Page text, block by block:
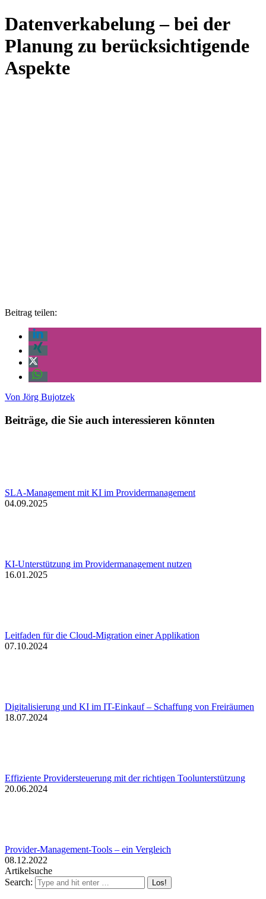
Datenverkabelung – bei der
Planung zu berücksichtigende
Aspekte
Beitrag teilen:
Von Jörg Bujotzek
Beiträge, die Sie auch interessieren könnten
SLA-Management mit KI im Providermanagement
04.09.2025
KI-Unterstützung im Providermanagement nutzen
16.01.2025
Leitfaden für die Cloud-Migration einer Applikation
07.10.2024
Digitalisierung und KI im IT-Einkauf – Schaffung von Freiräumen
18.07.2024
Effiziente Providersteuerung mit der richtigen Toolunterstützung
20.06.2024
Provider-Management-Tools – ein Vergleich
08.12.2022
Artikelsuche
Search: